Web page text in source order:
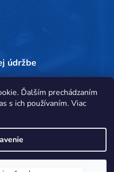
Ďalším prechádzaním
s ich používaním. Viac
údržbe
zľavu!